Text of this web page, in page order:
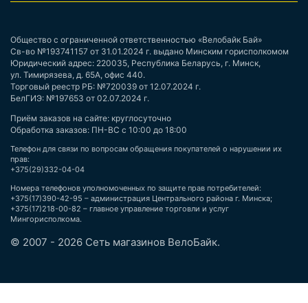
Общество с ограниченной ответственностью «Велобайк Бай»
Св-во №193741157 от 31.01.2024 г. выдано Минским горисполкомом
Юридический адрес: 220035, Республика Беларусь, г. Минск,
ул. Тимирязева, д. 65А, офис 440.
Торговый реестр РБ: №720039 от 12.07.2024 г.
БелГИЭ: №197653 от 02.07.2024 г.
Приём заказов на сайте: круглосуточно
Обработка заказов: ПН-ВС с 10:00 до 18:00
Телефон для связи по вопросам обращения покупателей о нарушении их
прав:
+375(29)332-04-04
Номера телефонов уполномоченных по защите прав потребителей:
+375(17)390-42-95 – администрация Центрального района г. Минска;
+375(17)218-00-82 – главное управление торговли и услуг
Мингорисполкома.
© 2007 - 2026 Сеть магазинов ВелоБайк.